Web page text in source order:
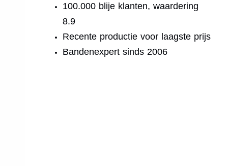
100.000 blije klanten, waardering
8.9
Recente productie voor laagste prijs
Bandenexpert sinds 2006